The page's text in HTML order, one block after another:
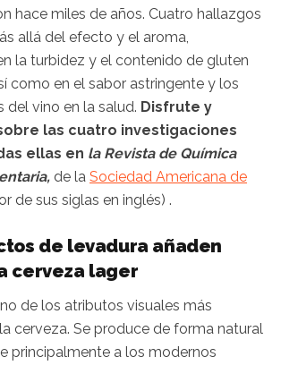
hace miles de años. Cuatro hallazgos
allá del efecto y el aroma,
la turbidez y el contenido de gluten
como en el sabor astringente y los
vino en la salud. Disfrute y
las cuatro investigaciones
ellas en la Revista de Química
de la Sociedad Americana de
de sus siglas en inglés) .
de levadura añaden
cerveza lager
de los atributos visuales más
cerveza. Se produce de forma natural
principalmente a los modernos